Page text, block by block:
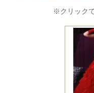
※クリック